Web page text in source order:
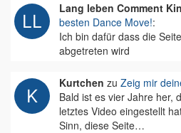
Lang leben Comment
besten Dance Move!:
Ich bin dafür dass die
abgetreten wird
Kurtchen zu Zeig mir
Bald ist es vier Jahre her,
letztes Video eingestellt
Sinn, diese Seite…